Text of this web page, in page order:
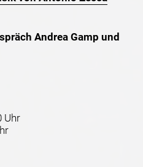
Andrea Gamp und
Uhr